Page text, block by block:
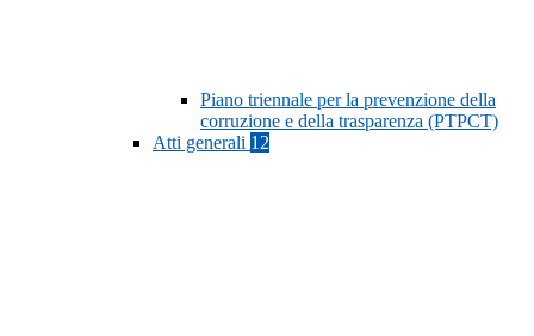
Piano triennale per la prevenzione della
corruzione e della trasparenza (PTPCT)
Atti generali 12